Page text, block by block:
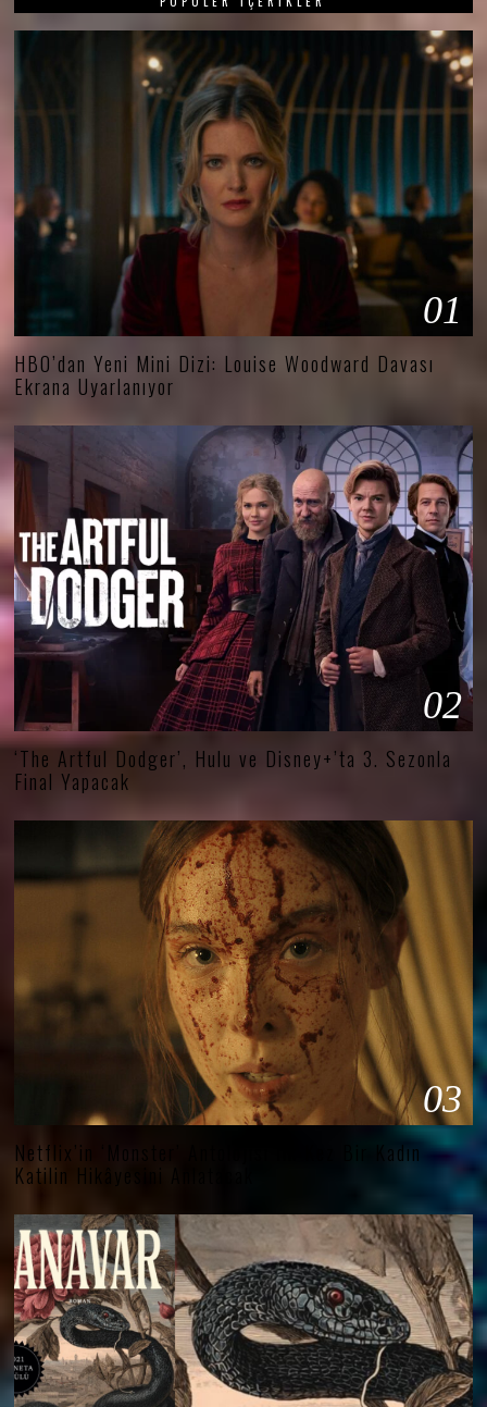
01
HBO’dan Yeni Mini Dizi: Louise Woodward Davası
Ekrana Uyarlanıyor
02
‘The Artful Dodger’, Hulu ve Disney+’ta 3. Sezonla
Final Yapacak
03
Netflix’in ‘Monster’ Antolojisi İlk Kez Bir Kadın
Katilin Hikâyesini Anlatacak